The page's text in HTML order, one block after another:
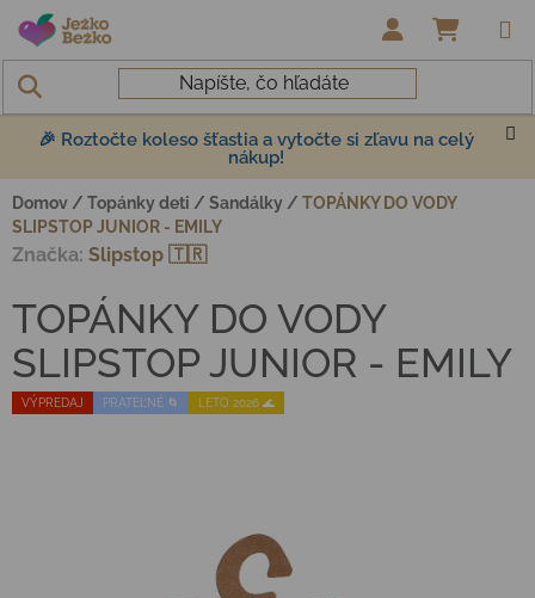
Prejsť na obsah
🎉 Roztočte koleso šťastia a vytočte si zľavu na celý
nákup!
Domov / Topánky deti / Sandálky / TOPÁNKY DO VODY
SLIPSTOP JUNIOR - EMILY
VÝPREDAJ PRATEĽNÉ 🌀 LETO 2026 🌊
TOPÁNKY DO VODY
SLIPSTOP JUNIOR - EMILY
Značka: Slipstop 🇹🇷